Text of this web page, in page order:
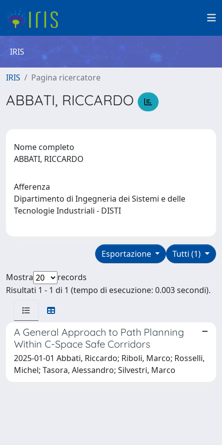
IRIS
IRIS Pagina ricercatore
ABBATI, RICCARDO
Nome completo
ABBATI, RICCARDO
Afferenza
Dipartimento di Ingegneria dei Sistemi e delle
Tecnologie Industriali - DISTI
Tutti (1)
Esportazione
Mostra
records
Risultati 1 - 1 di 1 (tempo di esecuzione: 0.003 secondi).
A General Approach to Path Planning
Within C-Space Safe Corridors
2025-01-01 Abbati, Riccardo; Riboli, Marco; Rosselli,
Michel; Tasora, Alessandro; Silvestri, Marco